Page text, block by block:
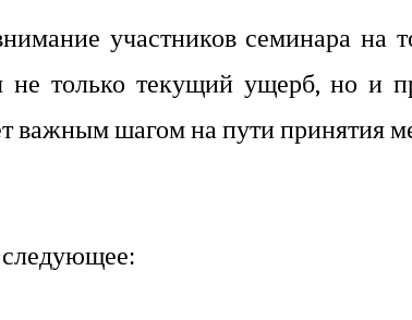
участников семинара на
не только текущий ущерб, но и
важным шагом на пути
следующее: